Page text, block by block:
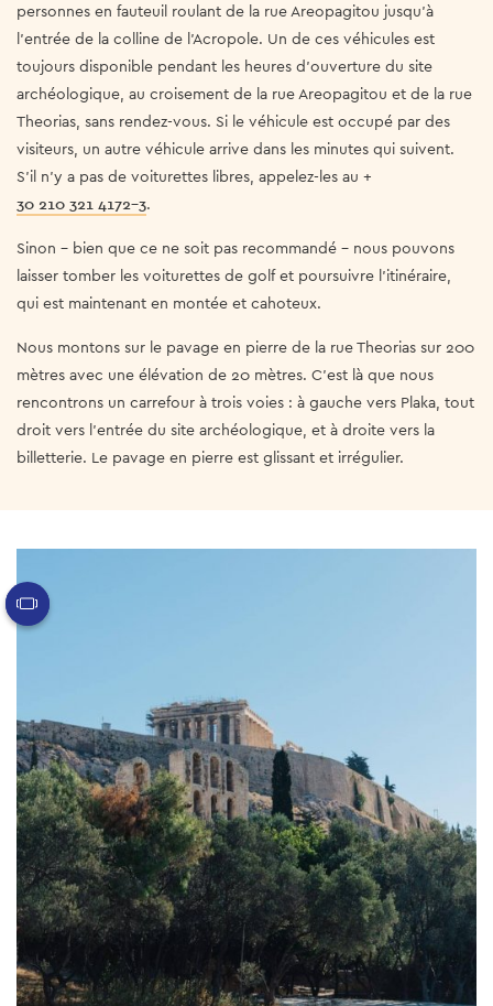
personnes en fauteuil roulant de la rue Areopagitou jusqu'à
l'entrée de la colline de l'Acropole. Un de ces véhicules est
toujours disponible pendant les heures d'ouverture du site
archéologique, au croisement de la rue Areopagitou et de la rue
Theorias, sans rendez-vous. Si le véhicule est occupé par des
visiteurs, un autre véhicule arrive dans les minutes qui suivent.
S'il n'y a pas de voiturettes libres, appelez-les au +
30 210 321 4172-3.
Sinon - bien que ce ne soit pas recommandé - nous pouvons
laisser tomber les voiturettes de golf et poursuivre l'itinéraire,
qui est maintenant en montée et cahoteux.
Nous montons sur le pavage en pierre de la rue Theorias sur 200
mètres avec une élévation de 20 mètres. C'est là que nous
rencontrons un carrefour à trois voies : à gauche vers Plaka, tout
droit vers l'entrée du site archéologique, et à droite vers la
billetterie. Le pavage en pierre est glissant et irrégulier.